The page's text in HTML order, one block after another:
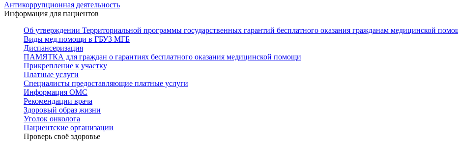
Антикоррупционная деятельность
Информация для пациентов
Об утверждении Территориальной программы государственных гарантий бесплатного оказания гражданам медицинской
Виды мед.помощи в ГБУЗ МГБ
Диспансеризация
ПАМЯТКА для граждан о гарантиях бесплатного оказания медицинской помощи
Прикрепление к участку
Платные услуги
Специалисты предоставляющие платные услуги
Информация ОМС
Рекомендации врача
Здоровый образ жизни
Уголок онколога
Пациентские организации
Проверь своё здоровье